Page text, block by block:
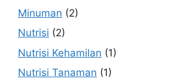
Minuman (2)
Nutrisi (2)
Nutrisi Kehamilan (1)
Nutrisi Tanaman (1)